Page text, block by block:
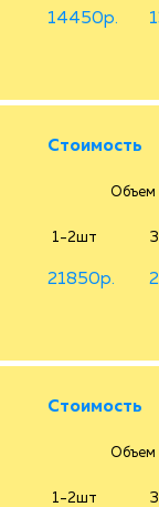
14450р.
Стоимость
Объем
1-2шт
21850р.
Стоимость
Объем
1-2шт